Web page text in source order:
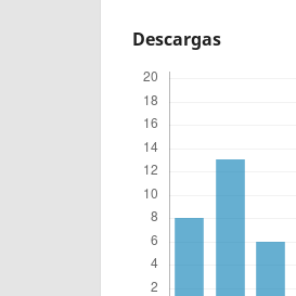
Descargas